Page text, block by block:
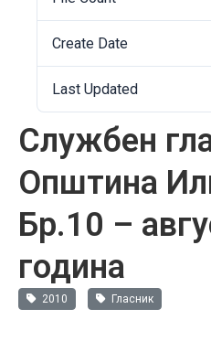
Create Date
Last Updated
Службен
Општина
Бр.10 –
година
2010 Гласник